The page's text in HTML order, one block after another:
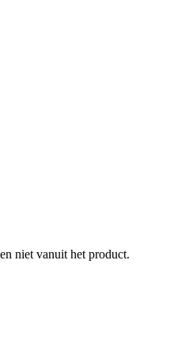
niet vanuit het product.